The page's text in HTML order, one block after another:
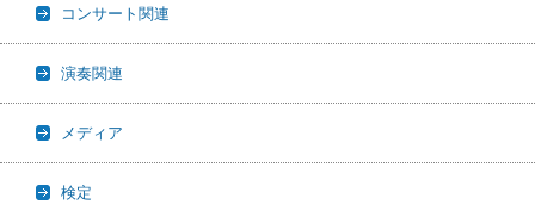
コンサート関連
演奏関連
メディア
検定